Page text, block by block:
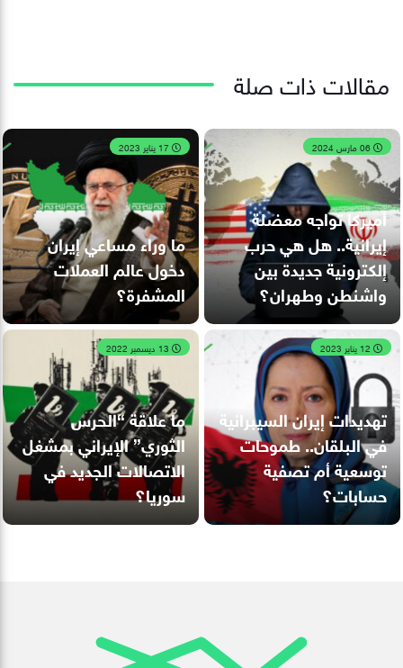
مقالات ذات صلة
أميركا تواجه معضلة
إيرانية.. هل هي حرب
إلكترونية جديدة بين
واشنطن وطهران؟
ما وراء مساعي إيران
دخول عالم العملات
المشفرة؟
تهديدات إيران السيبرانية
في البلقان.. طموحات
توسعية أم تصفية
حسابات؟
ما علاقة “الحرس
الثوري” الإيراني بمشغل
الاتصالات الجديد في
سوريا؟